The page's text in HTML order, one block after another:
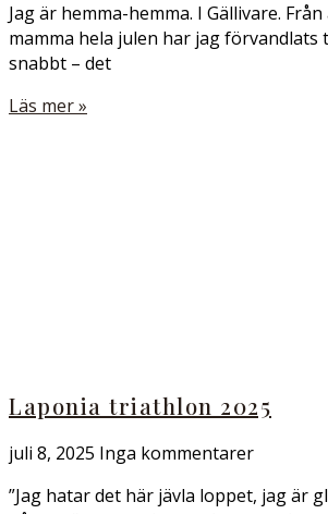
Jag är hemma-hemma. I Gällivare.
mamma hela julen har jag förvandlats
snabbt – det
Läs mer »
Laponia triathlon 2025
juli 8, 2025 Inga kommentarer
”Jag hatar det här jävla loppet, jag är